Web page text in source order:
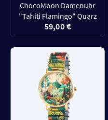
ChocoMoon Damenuhr
"Tahiti Flamingo" Quarz
59,00 €